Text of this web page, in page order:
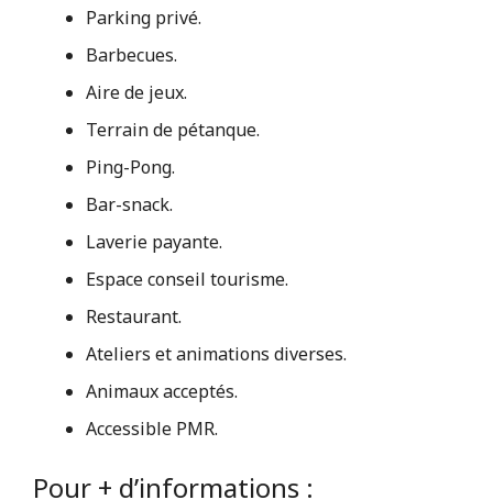
Parking privé.
Barbecues.
Aire de jeux.
Terrain de pétanque.
Ping-Pong.
Bar-snack.
Laverie payante.
Espace conseil tourisme.
Restaurant.
Ateliers et animations diverses.
Animaux acceptés.
Accessible PMR.
Pour + d’informations :